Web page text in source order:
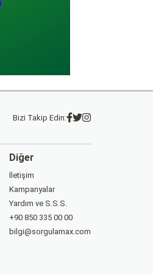
Bizi Takip Edin:
Diğer
İletişim
Kampanyalar
Yardım ve S.S.S.
+90 850 335 00 00
bilgi@sorgulamax.com